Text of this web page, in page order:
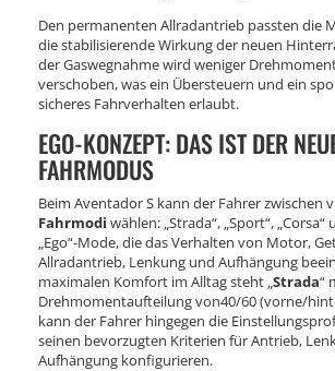
Den permanenten Allradantrieb passten die
die stabilisierende Wirkung der neuen
der Gaswegnahme wird weniger
verschoben, was ein Übersteuern und ein
sicheres Fahrverhalten erlaubt.
EGO-KONZEPT: DAS IST DER
FAHRMODUS
Beim Aventador S kann der Fahrer zwischen
Fahrmodi wählen: „Strada“, „Sport“,
„Ego“-Mode, die das Verhalten von Motor,
Allradantrieb, Lenkung und Aufhängung
maximalen Komfort im Alltag steht „Strada“
Drehmomentaufteilung von40/60 (vorne/
kann der Fahrer hingegen die
seinen bevorzugten Kriterien für Antrieb,
Aufhängung konfigurieren.